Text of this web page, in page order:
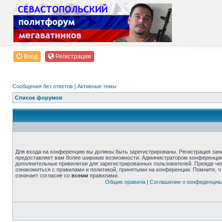
Вход Регистрация
Сообщения без ответов | Активные темы
Список форумов
Для входа на конференцию вы должны быть зарегистрированы. Регистрация
предоставляет вам более широкие возможности. Администратором
дополнительные привилегии для зарегистрированных пользователей. Прежде
ознакомиться с правилами и политикой, принятыми на конференции. Помните,
означает согласие со всеми правилами.
Общие правила| Соглашение о